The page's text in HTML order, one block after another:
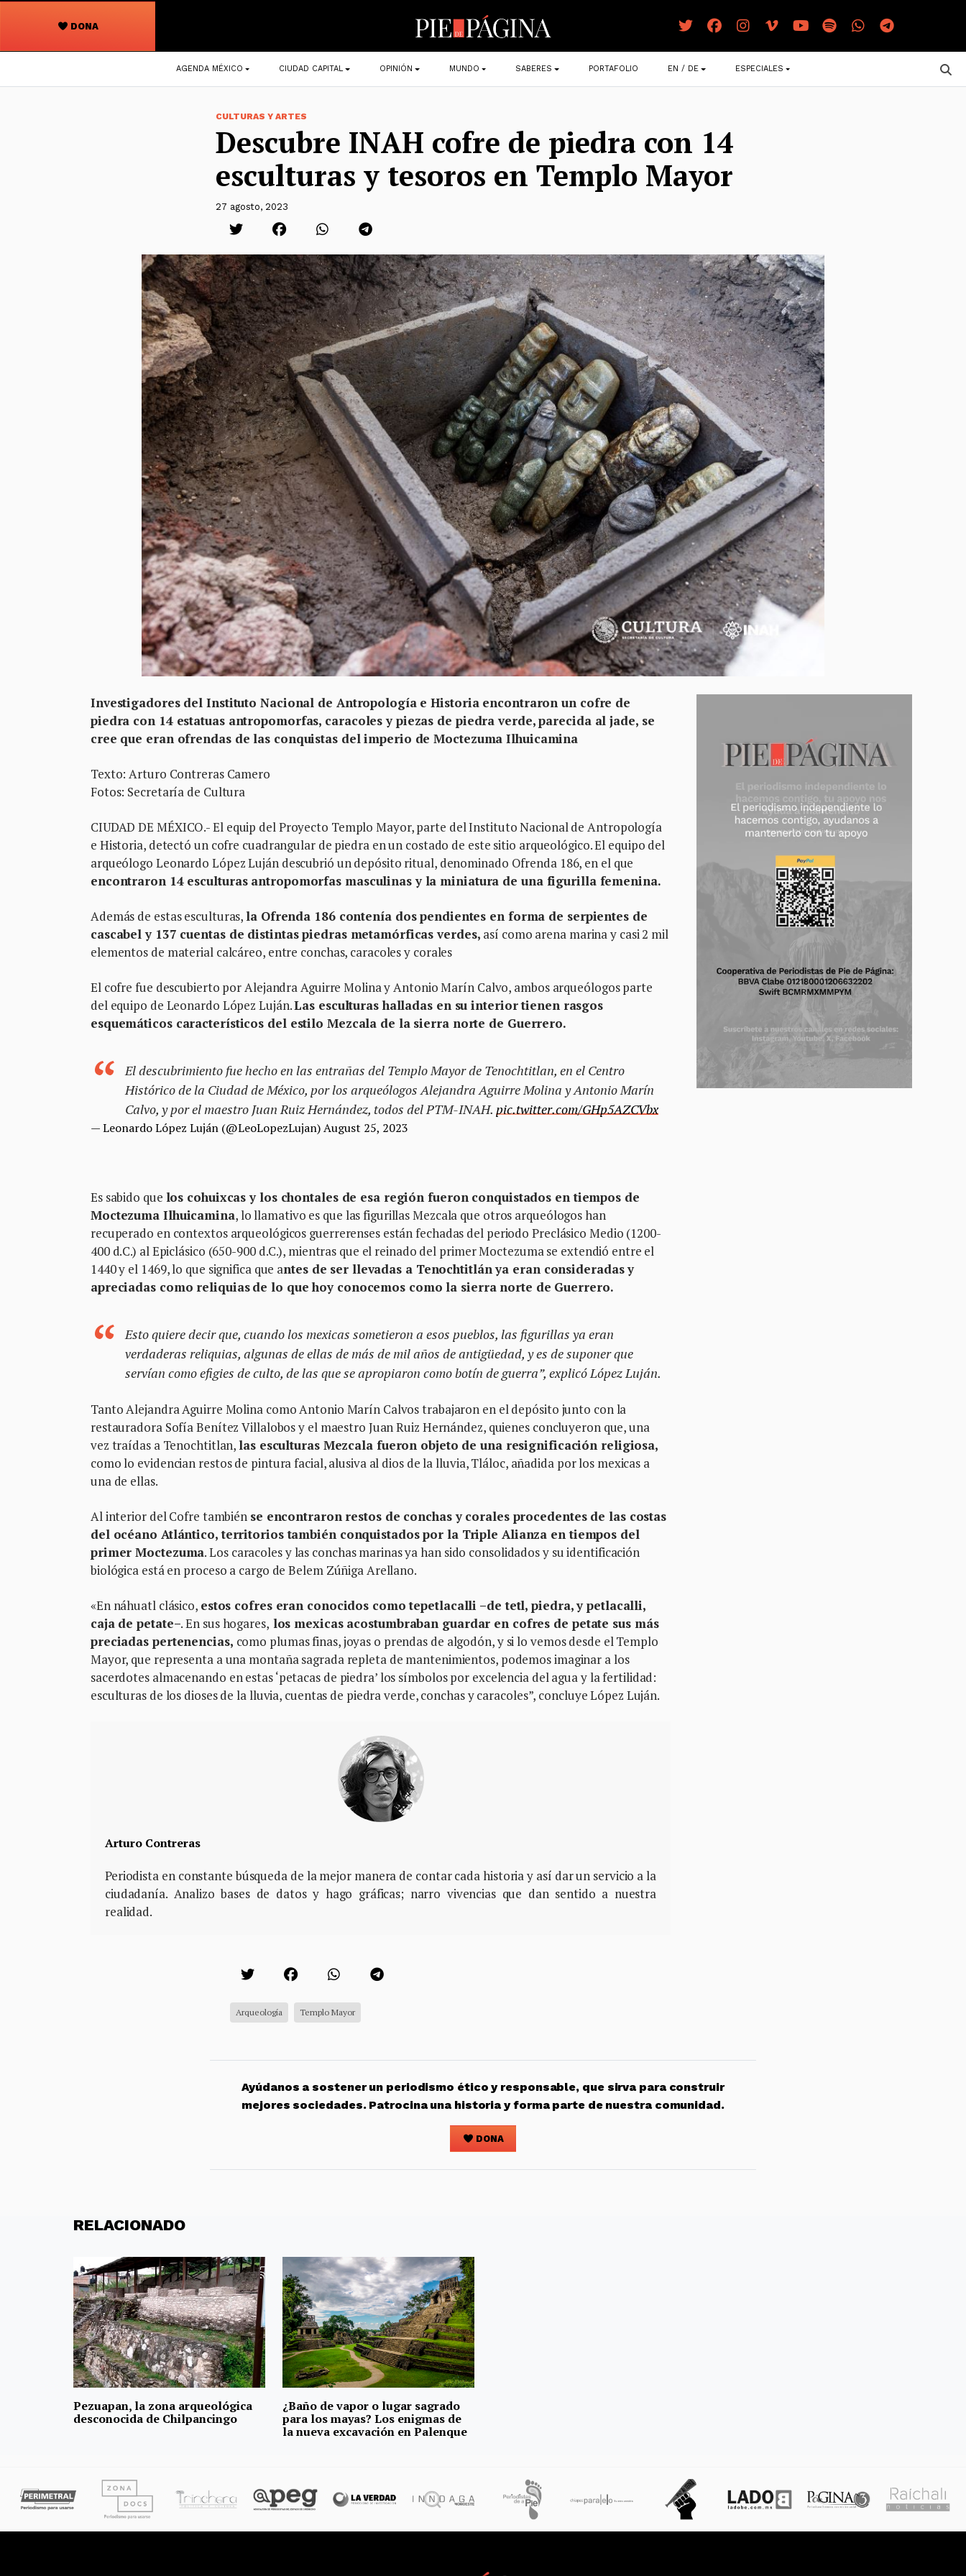
DONA
Navegación
principal
AGENDA MÉXICO CIUDAD CAPITAL OPINIÓN MUNDO SABERES PORTAFOLIO EN / DE ESPECIALES
CULTURAS Y ARTES
Descubre INAH cofre de piedra con 14
esculturas y tesoros en Templo Mayor
27 agosto, 2023
Investigadores del Instituto Nacional de Antropología e Historia encontraron un cofre de
piedra con 14 estatuas antropomorfas, caracoles y piezas de piedra verde, parecida al jade, se
cree que eran ofrendas de las conquistas del imperio de Moctezuma Ilhuicamina
Texto: Arturo Contreras Camero
Fotos: Secretaría de Cultura
CIUDAD DE MÉXICO.- El equip del Proyecto Templo Mayor, parte del Instituto Nacional de Antropología
e Historia, detectó un cofre cuadrangular de piedra en un costado de este sitio arqueológico. El equipo del
arqueólogo Leonardo López Luján descubrió un depósito ritual, denominado Ofrenda 186, en el que
encontraron 14 esculturas antropomorfas masculinas y la miniatura de una figurilla femenina.
Además de estas esculturas,la Ofrenda 186 contenía dos pendientes en forma de serpientes de
cascabel y 137 cuentas de distintas piedras metamórficas verdes, así como arena marina y casi 2 mil
elementos de material calcáreo, entre conchas, caracoles y corales
El cofre fue descubierto por Alejandra Aguirre Molina y Antonio Marín Calvo, ambos arqueólogos parte
del equipo de Leonardo López Luján.Las esculturas halladas en su interior tienen rasgos
esquemáticos característicos del estilo Mezcala de la sierra norte de Guerrero.
El descubrimiento fue hecho en las entrañas del Templo Mayor de Tenochtitlan, en el Centro
Histórico de la Ciudad de México, por los arqueólogos Alejandra Aguirre Molina y Antonio Marín
Calvo, y por el maestro Juan Ruiz Hernández, todos del PTM-INAH. pic.twitter.com/GHp5AZCVbx
— Leonardo López Luján (@LeoLopezLujan)August 25, 2023
Es sabido que los cohuixcas y los chontales de esa región fueron conquistados en tiempos de
Moctezuma Ilhuicamina, lo llamativo es que las figurillas Mezcala que otros arqueólogos han
recuperado en contextos arqueológicos guerrerenses están fechadas del periodo Preclásico Medio (1200-
400 d.C.) al Epiclásico (650-900 d.C.), mientras que el reinado del primer Moctezuma se extendió entre el
1440 y el 1469, lo que significa que antes de ser llevadas a Tenochtitlán ya eran consideradas y
apreciadas como reliquiasde lo que hoy conocemos como la sierra norte de Guerrero.
Esto quiere decir que, cuando los mexicas sometieron a esos pueblos, las figurillas ya eran
verdaderas reliquias, algunas de ellas de más de mil años de antigüedad, y es de suponer que
servían como efigies de culto, de las que se apropiaron como botín de guerra”, explicó López Luján.
Tanto Alejandra Aguirre Molina como Antonio Marín Calvos trabajaron en el depósito junto con la
restauradora Sofía Benítez Villalobos y el maestro Juan Ruiz Hernández, quienes concluyeron que, una
vez traídas a Tenochtitlan,las esculturas Mezcala fueron objeto de una resignificación religiosa,
como lo evidencian restos de pintura facial, alusiva al dios de la lluvia, Tláloc, añadida por los mexicas a
una de ellas.
Al interior del Cofre también se encontraron restos de conchas y corales procedentes de las costas
del océano Atlántico, territorios también conquistados por la Triple Alianza en tiempos del
primer Moctezuma. Los caracoles y las conchas marinas ya han sido consolidados y su identificación
biológica está en proceso a cargo de Belem Zúñiga Arellano.
«En náhuatl clásico, estos cofres eran conocidos como tepetlacalli –de tetl, piedra, y petlacalli,
caja de petate–. En sus hogares, los mexicas acostumbraban guardar en cofres de petate sus más
preciadas pertenencias, como plumas finas, joyas o prendas de algodón, y si lo vemos desde el Templo
Mayor, que representa a una montaña sagrada repleta de mantenimientos, podemos imaginar a los
sacerdotes almacenando en estas ‘petacas de piedra’ los símbolos por excelencia del agua y la fertilidad:
esculturas de los dioses de la lluvia, cuentas de piedra verde, conchas y caracoles”, concluye López Luján.
Arturo Contreras
Periodista en constante búsqueda de la mejor manera de contar cada historia y así dar un servicio a la
ciudadanía. Analizo bases de datos y hago gráficas; narro vivencias que dan sentido a nuestra
realidad.
Arqueología Templo Mayor
Ayúdanos a sostener un periodismo ético y responsable, que sirva para construir
mejores sociedades. Patrocina una historia y forma parte de nuestra comunidad.
DONA
RELACIONADO
Pezuapan, la zona arqueológica
desconocida de Chilpancingo
¿Baño de vapor o lugar sagrado
para los mayas? Los enigmas de
la nueva excavación en Palenque